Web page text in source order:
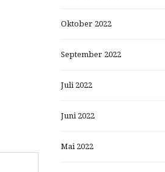
Oktober 2022
September 2022
Juli 2022
Juni 2022
Mai 2022